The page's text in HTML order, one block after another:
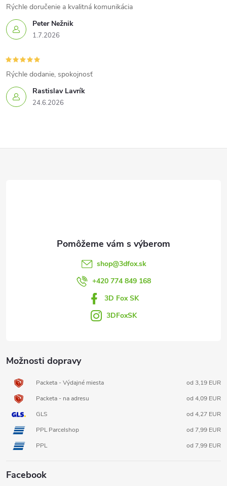
Peter Nežnik
1.7.2026
Rýchle doručenie a kvalitná komunikácia
Rastislav Lavrík
24.6.2026
Rýchle dodanie, spokojnosť
Možnosti dopravy
Packeta - Výdajné miesta
od 3,19 EUR
Packeta - na adresu
od 4,09 EUR
GLS
od 4,27 EUR
PPL Parcelshop
od 7,99 EUR
PPL
od 7,99 EUR
Facebook
shop@3dfox.sk
+420 774 849 168
3D Fox SK
3DFoxSK